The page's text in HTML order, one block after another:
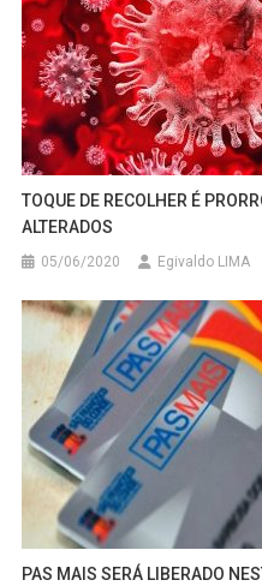
TOQUE DE RECOLHER É
ALTERADOS
05/06/2020 Egivaldo LIMA
PAS MAIS SERÁ LIBERADO